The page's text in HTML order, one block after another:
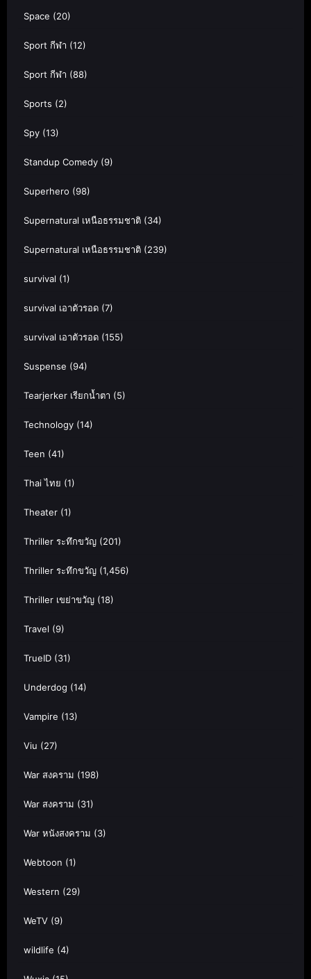
Space (20)
Sport กีฬา (12)
Sport กีฬา (88)
Sports (2)
Spy (13)
Standup Comedy (9)
Superhero (98)
Supernatural เหนือธรรมชาติ (34)
Supernatural เหนือธรรมชาติ (239)
survival (1)
survival เอาตัวรอด (7)
survival เอาตัวรอด (155)
Suspense (94)
Tearjerker เรียกน้ำตา (5)
Technology (14)
Teen (41)
Thai ไทย (1)
Theater (1)
Thriller ระทึกขวัญ (201)
Thriller ระทึกขวัญ (1,456)
Thriller เขย่าขวัญ (18)
Travel (9)
TrueID (31)
Underdog (14)
Vampire (13)
Viu (27)
War สงคราม (198)
War สงคราม (31)
War หนังสงคราม (3)
Webtoon (1)
Western (29)
WeTV (9)
wildlife (4)